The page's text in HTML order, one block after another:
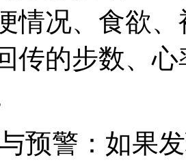
情况、食欲
传的步数、
预警：如果